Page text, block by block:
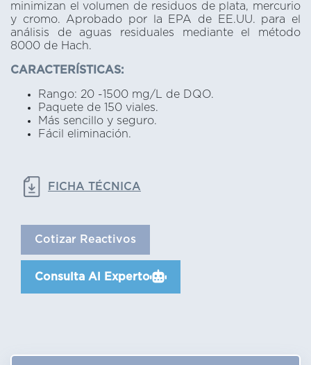
minimizan el volumen de residuos de plata, mercurio
y cromo. Aprobado por la EPA de EE.UU. para el
análisis de aguas residuales mediante el método
8000 de Hach.
CARACTERÍSTICAS:
Rango: 20 -1500 mg/L de DQO.
Paquete de 150 viales.
Más sencillo y seguro.
Fácil eliminación.
FICHA TÉCNICA
Cotizar Reactivos
Consulta Al Experto